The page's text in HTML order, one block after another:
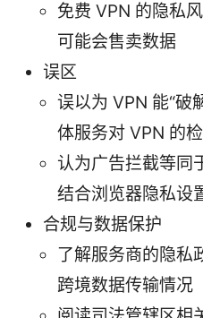
免费 VPN 的隐私
可能会售卖数据
误区
误以为 VPN 能“破
体服务对 VPN 的
认为广告拦截等同
结合浏览器隐私设
合规与数据保护
了解服务商的隐私
跨境数据传输情况